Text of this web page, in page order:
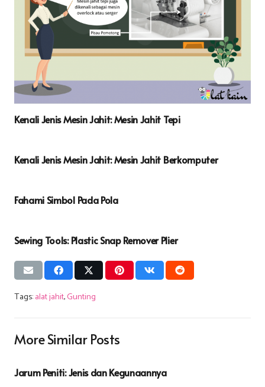
Kenali Jenis Mesin Jahit: Mesin Jahit Tepi
Kenali Jenis Mesin Jahit: Mesin Jahit Berkomputer
Fahami Simbol Pada Pola
Sewing Tools: Plastic Snap Remover Plier
Tags:alat jahit,Gunting
More Similar Posts